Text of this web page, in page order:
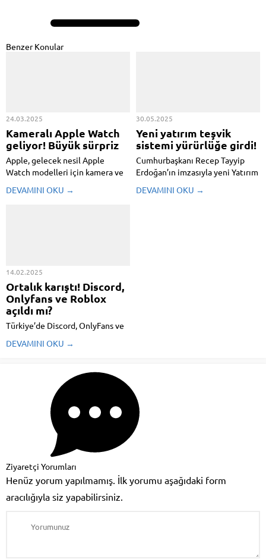
Benzer Konular
24.03.2025
Kameralı Apple Watch
geliyor! Büyük sürpriz
Apple, gelecek nesil Apple
Watch modelleri için kamera ve
üzerinde çalışıyor. Mark
DEVAMINI OKU →
30.05.2025
Yeni yatırım teşvik
sistemi yürürlüğe girdi!
Cumhurbaşkanı Recep Tayyip
Erdoğan’ın imzasıyla yeni Yatırım
Gazete’de yayımlanarak
DEVAMINI OKU →
14.02.2025
Ortalık karıştı! Discord,
Onlyfans ve Roblox
açıldı mı?
Türkiye’de Discord, OnlyFans ve
yaşanan meseleler başları
görünmemesine karşın, çok
sayıda kullanıcı bu platformlara
hala erişemiyor. Discord’a erişim
DEVAMINI OKU →
Ziyaretçi Yorumları
Henüz yorum yapılmamış. İlk yorumu aşağıdaki form
aracılığıyla siz yapabilirsiniz.